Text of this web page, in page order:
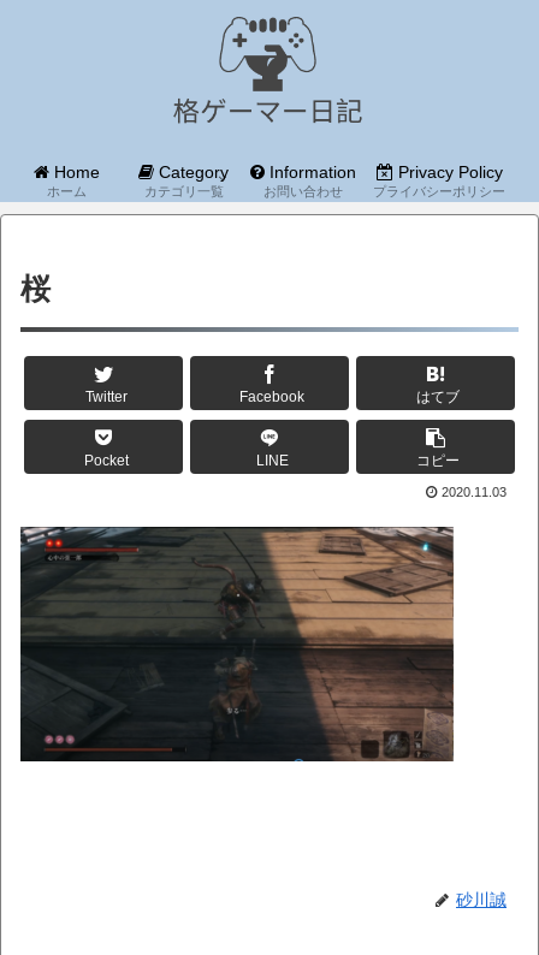
Home
ホーム
Category
カテゴリ一覧
Information
お問い合わせ
Privacy Policy
プライバシーポリシー
桜
Twitter Facebook はてブ
Pocket LINE コピー
2020.11.03
砂川誠